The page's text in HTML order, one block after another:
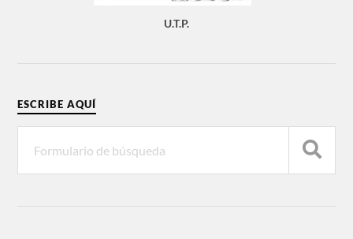
U.T.P.
ESCRIBE AQUÍ